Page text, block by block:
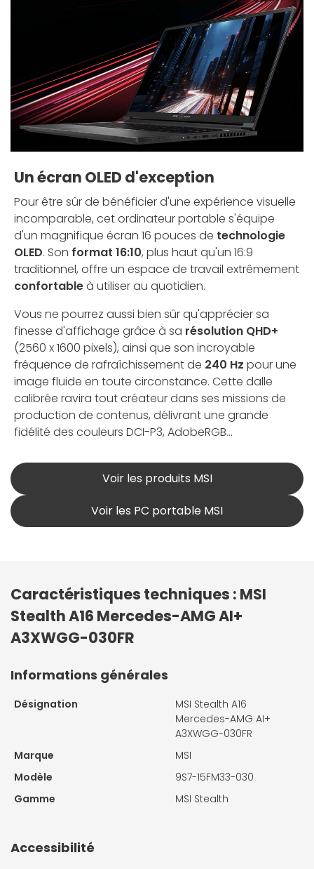
Un écran OLED d'exception
Pour être sûr de bénéficier d'une expérience visuelle
incomparable, cet ordinateur portable s'équipe
d'un magnifique écran 16 pouces de technologie
OLED. Son format 16:10, plus haut qu'un 16:9
traditionnel, offre un espace de travail extrêmement
confortableà utiliser au quotidien.
Vous ne pourrez aussi bien sûr qu'apprécier sa
finesse d'affichage grâce à sa résolution QHD+
(2560 x 1600 pixels), ainsi que son incroyable
fréquence de rafraîchissement de 240 Hz pour une
image fluide en toute circonstance. Cette dalle
calibrée ravira tout créateur dans ses missions de
production de contenus, délivrant une grande
fidélité des couleurs DCI-P3, AdobeRGB...
Voir les produits MSI
Voir les PC portable MSI
Caractéristiques techniques : MSI
Stealth A16 Mercedes-AMG AI+
A3XWGG-030FR
Informations générales
Désignation
MSI Stealth A16
Mercedes-AMG AI+
A3XWGG-030FR
Marque
MSI
Modèle
9S7-15FM33-030
Gamme
MSI Stealth
Accessibilité